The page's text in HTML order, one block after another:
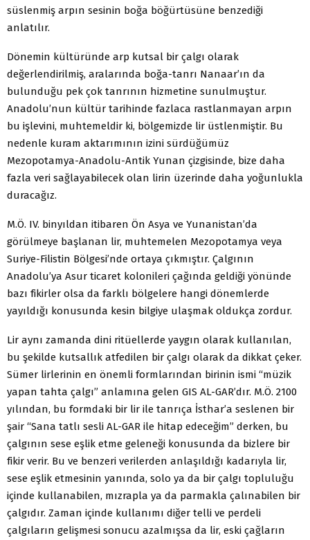
süslenmiş arpın sesinin boğa böğürtüsüne benzediği
anlatılır.
Dönemin kültüründe arp kutsal bir çalgı olarak
değerlendirilmiş, aralarında boğa-tanrı Nanaar’ın da
bulunduğu pek çok tanrının hizmetine sunulmuştur.
Anadolu’nun kültür tarihinde fazlaca rastlanmayan arpın
bu işlevini, muhtemeldir ki, bölgemizde lir üstlenmiştir. Bu
nedenle kuram aktarımının izini sürdüğümüz
Mezopotamya-Anadolu-Antik Yunan çizgisinde, bize daha
fazla veri sağlayabilecek olan lirin üzerinde daha yoğunlukla
duracağız.
M.Ö. IV. binyıldan itibaren Ön Asya ve Yunanistan’da
görülmeye başlanan lir, muhtemelen Mezopotamya veya
Suriye-Filistin Bölgesi’nde ortaya çıkmıştır. Çalgının
Anadolu’ya Asur ticaret kolonileri çağında geldiği yönünde
bazı fikirler olsa da farklı bölgelere hangi dönemlerde
yayıldığı konusunda kesin bilgiye ulaşmak oldukça zordur.
Lir aynı zamanda dini ritüellerde yaygın olarak kullanılan,
bu şekilde kutsallık atfedilen bir çalgı olarak da dikkat çeker.
Sümer lirlerinin en önemli formlarından birinin ismi “müzik
yapan tahta çalgı” anlamına gelen GIS AL-GAR’dır. M.Ö. 2100
yılından, bu formdaki bir lir ile tanrıça İsthar’a seslenen bir
şair “Sana tatlı sesli AL-GAR ile hitap edeceğim” derken, bu
çalgının sese eşlik etme geleneği konusunda da bizlere bir
fikir verir. Bu ve benzeri verilerden anlaşıldığı kadarıyla lir,
sese eşlik etmesinin yanında, solo ya da bir çalgı topluluğu
içinde kullanabilen, mızrapla ya da parmakla çalınabilen bir
çalgıdır. Zaman içinde kullanımı diğer telli ve perdeli
çalgıların gelişmesi sonucu azalmışsa da lir, eski çağların